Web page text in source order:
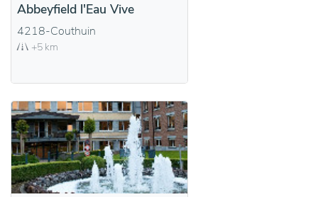
Abbeyfield l'Eau Vive
4218-Couthuin
+5 km